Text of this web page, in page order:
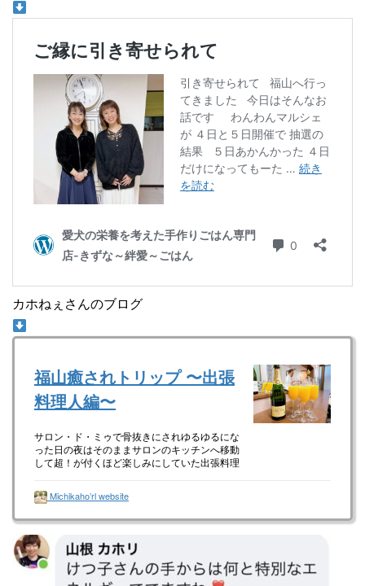
カホねぇさんのブログ
福山癒されトリップ 〜出張
料理人編〜
サロン・ド・ミゥで骨抜きにされゆるゆるにな
った日の夜はそのままサロンのキッチンへ移動
して超！が付くほど楽しみにしていた出張料理
のフルコースを堪能させていただき
Michikaho’rl website